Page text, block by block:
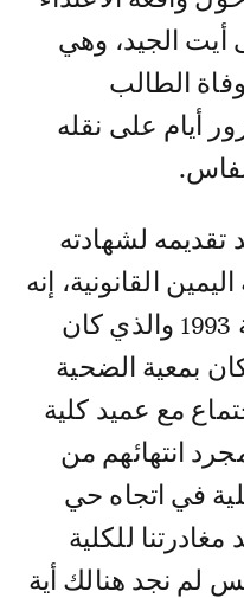
أيت الجيد، وهي
الطالب
أيام على نقله
تقديمه لشهادته
القانونية، إنه
"بتاريخ 25 فبراير من سنة 1993 والذي كان
بمعية الضحية
مع عميد كلية
انتهائهم من
في اتجاه حي
للكلية
لم نجد هنالك أية